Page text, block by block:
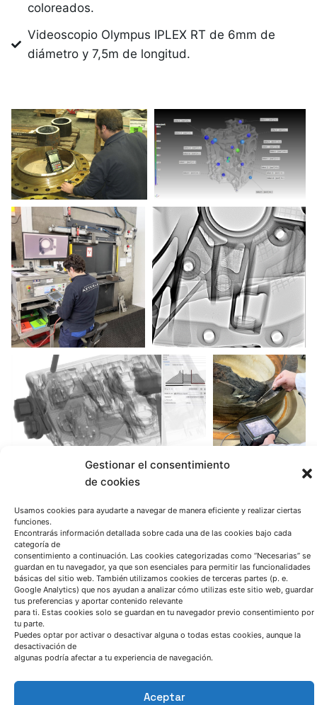
Gestionar el consentimiento
de cookies
Usamos cookies para ayudarte a navegar de manera eficiente y realizar ciertas
funciones.
Encontrarás información detallada sobre cada una de las cookies bajo cada
categoría de
consentimiento a continuación. Las cookies categorizadas como “Necesarias” se
guardan en tu navegador, ya que son esenciales para permitir las funcionalidades
básicas del sitio web. También utilizamos cookies de terceras partes (p. e.
Google Analytics) que nos ayudan a analizar cómo utilizas este sitio web, guardar
tus preferencias y aportar contenido relevante
para ti. Estas cookies solo se guardan en tu navegador previo consentimiento por
tu parte.
Puedes optar por activar o desactivar alguna o todas estas cookies, aunque la
desactivación de
algunas podría afectar a tu experiencia de navegación.
Aceptar
coloreados.
Videoscopio Olympus IPLEX RT de 6mm de
diámetro y 7,5m de longitud.